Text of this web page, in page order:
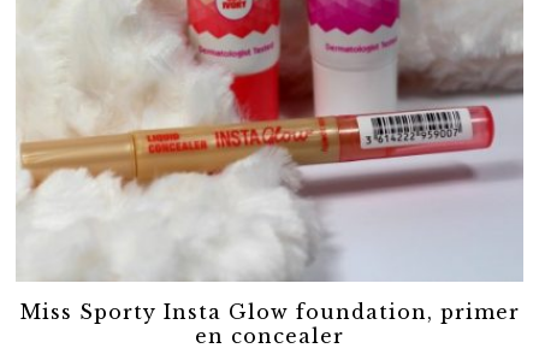
Miss Sporty Insta Glow foundation, primer
en concealer